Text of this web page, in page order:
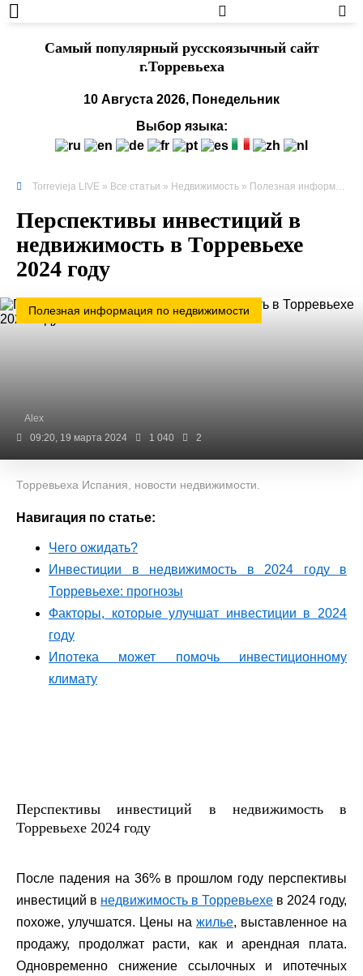
Cамый популярный русскоязычный сайт
г.Торревьеха
10 Августа 2026, Понедельник
Выбор языка:
Torrevieja LIVE » Все статьи » Недвижимость » Полезная информация по недвижимости
Перспективы инвестиций в
недвижимость в Торревьехе
2024 году
Полезная информация по недвижимости
Alex
09:20, 19 марта 2024
1 040 2
Торревьеха Испания, новости недвижимости.
Навигация по статье:
Чего ожидать?
Инвестиции в недвижимость в 2024 году в
Торревьехе: прогнозы
Факторы, которые улучшат инвестиции в 2024
году
Ипотека может помочь инвестиционному
климату
Перспективы инвестиций в недвижимость в
Торревьехе 2024 году
После падения на 36% в прошлом году перспективы
инвестиций в недвижимость в Торревьехе в 2024 году,
похоже, улучшатся. Цены на жилье, выставленное на
продажу, продолжат расти, как и арендная плата.
Одновременно снижение ссылочных и ипотечных